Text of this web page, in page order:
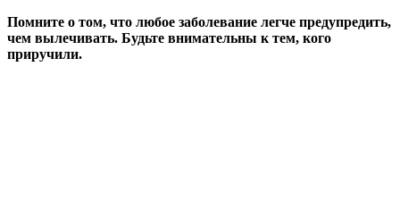
Помните о том, что любое заболевание легче предупредить,
чем вылечивать. Будьте внимательны к тем, кого
приручили.